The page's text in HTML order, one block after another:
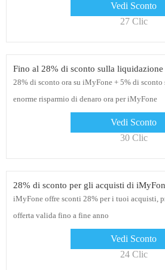
Vedi Sconto
27 Clic
Fino al 28% di sconto sulla liquidazione
28% di sconto ora su iMyFone + 5% di
enorme risparmio di denaro ora per iMyFone
Vedi Sconto
30 Clic
28% di sconto per gli acquisti di
iMyFone offre sconti 28% per i tuoi acquisti,
offerta valida fino a fine anno
Vedi Sconto
24 Clic